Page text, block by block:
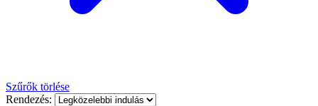
Szűrők törlése
Rendezés: